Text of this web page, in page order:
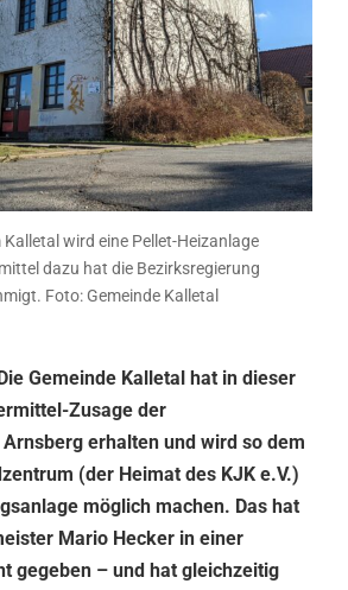
wird eine Pellet-Heizanlage
dazu hat die Bezirksregierung
Foto: Gemeinde Kalletal
Gemeinde Kalletal hat in dieser
Zusage der
erhalten und wird so dem
(der Heimat des KJK e.V.)
möglich machen. Das hat
Mario Hecker in einer
gegeben – und hat gleichzeitig